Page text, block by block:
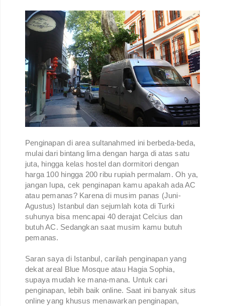
Penginapan di area sultanahmed ini berbeda-beda,
mulai dari bintang lima dengan harga di atas satu
juta, hingga kelas hostel dan dormitori dengan
harga 100 hingga 200 ribu rupiah permalam. Oh ya,
jangan lupa, cek penginapan kamu apakah ada AC
atau pemanas? Karena di musim panas (Juni-
Agustus) Istanbul dan sejumlah kota di Turki
suhunya bisa mencapai 40 derajat Celcius dan
butuh AC. Sedangkan saat musim kamu butuh
pemanas.
Saran saya di Istanbul, carilah penginapan yang
dekat areal Blue Mosque atau Hagia Sophia,
supaya mudah ke mana-mana. Untuk cari
penginapan, lebih baik online. Saat ini banyak situs
online yang khusus menawarkan penginapan,